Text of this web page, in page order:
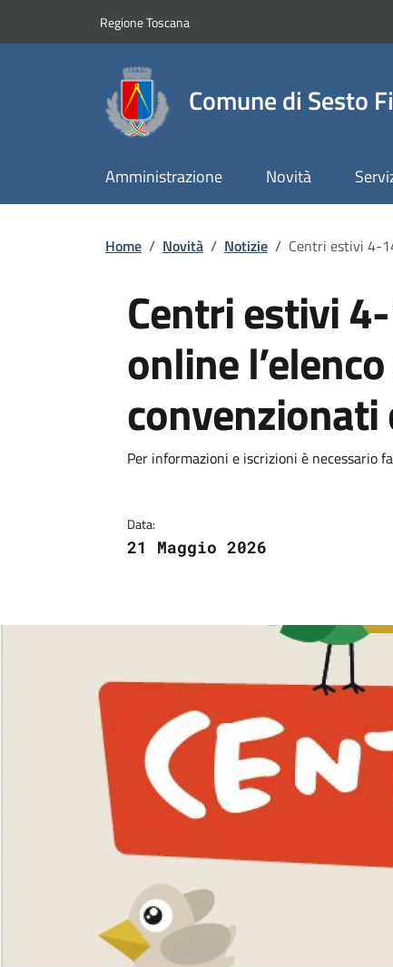
Regione ToscanaSlim top
Comune di Sesto
Amministrazione Novità
Briciole di pane
Home / Novità / Notizie / Centri estivi 4-
Centri estivi
online
convenzionati
Dettagli
Descrizione breve
Per informazioni e iscrizioni è necessario
Data:
21 Maggio 2026